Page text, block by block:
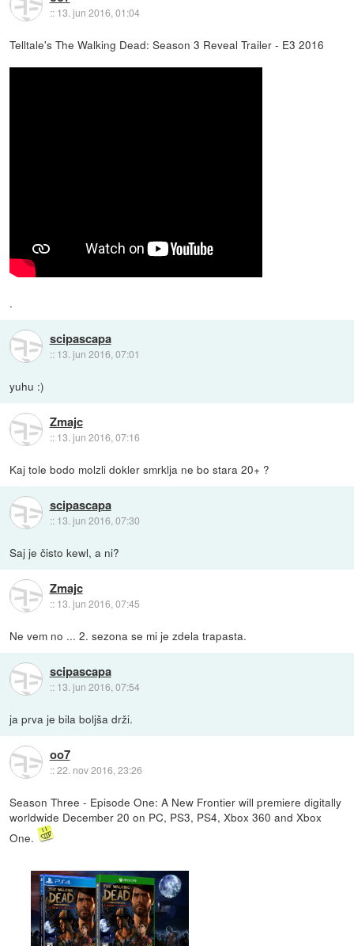
:: 13. jun 2016, 01:04
Telltale's The Walking Dead: Season 3 Reveal Trailer - E3 2016
.
scipascapa
:: 13. jun 2016, 07:01
yuhu :)
Zmajc
:: 13. jun 2016, 07:16
Kaj tole bodo molzli dokler smrklja ne bo stara 20+ ?
scipascapa
:: 13. jun 2016, 07:30
Saj je čisto kewl, a ni?
Zmajc
:: 13. jun 2016, 07:45
Ne vem no ... 2. sezona se mi je zdela trapasta.
scipascapa
:: 13. jun 2016, 07:54
ja prva je bila boljša drži.
oo7
::22. nov 2016, 23:26
Season Three - Episode One: A New Frontier will premiere digitally
worldwide December 20 on PC, PS3, PS4, Xbox 360 and Xbox
One.